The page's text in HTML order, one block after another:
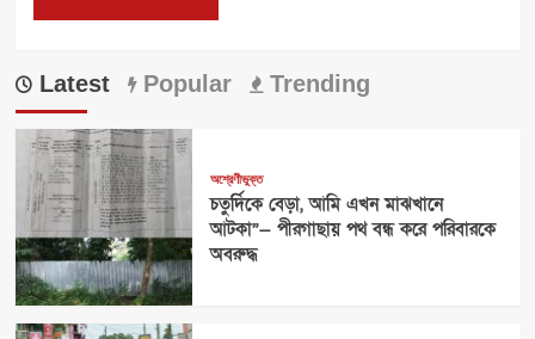
Latest Popular Trending
অশ্রেণীভুক্ত
চতুর্দিকে বেড়া, আমি এখন মাঝখানে
আটকা”— পীরগাছায় পথ বন্ধ করে পরিবারকে
অবরুদ্ধ